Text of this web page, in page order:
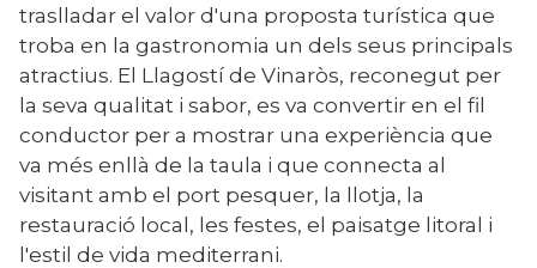
traslladar el valor d'una proposta turística que
troba en la gastronomia un dels seus principals
atractius. El Llagostí de Vinaròs, reconegut per
la seva qualitat i sabor, es va convertir en el fil
conductor per a mostrar una experiència que
va més enllà de la taula i que connecta al
visitant amb el port pesquer, la llotja, la
restauració local, les festes, el paisatge litoral i
l'estil de vida mediterrani.